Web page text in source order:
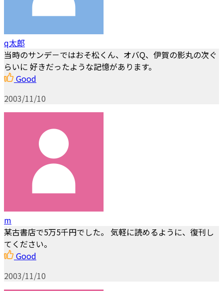
q太郎
当時のサンデ－ではおそ松くん、オバQ、伊賀の影丸の次ぐ
らいに 好きだったような記憶があります。
Good
2003/11/10
m
某古書店で5万5千円でした。 気軽に読めるように、復刊し
てください。
Good
2003/11/10